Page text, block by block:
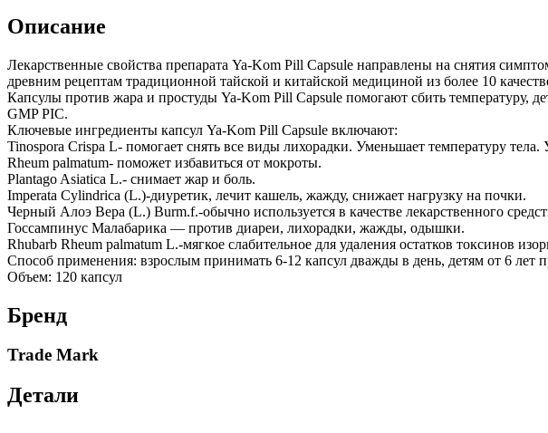
Описание
Лекарственные свойства препарата Ya-Kom Pill Capsule направлены на снятия
древним рецептам традиционной тайской и китайской медициной из более 10
Капсулы против жара и простуды Ya-Kom Pill Capsule помогают сбить температуру,
GMP PIC.
Ключевые ингредиенты капсул Ya-Kom Pill Capsule включают:
Tinospora Crispa L- помогает снять все виды лихорадки. Уменьшает температуру тела.
Rheum palmatum- поможет избавиться от мокроты.
Plantago Asiatica L.- снимает жар и боль.
Imperata Cylindrica (L.)-диуретик, лечит кашель, жажду, снижает нагрузку на почки.
Черный Алоэ Вера (L.) Burm.f.-обычно используется в качестве лекарственного
Госсампинус Малабарика — против диареи, лихорадки, жажды, одышки.
Rhubarb Rheum palmatum L.-мягкое слабительное для удаления остатков токсинов
Способ применения: взрослым принимать 6-12 капсул дважды в день, детям от 6 лет
Объем: 120 капсул
Бренд
Trade Mark
Детали